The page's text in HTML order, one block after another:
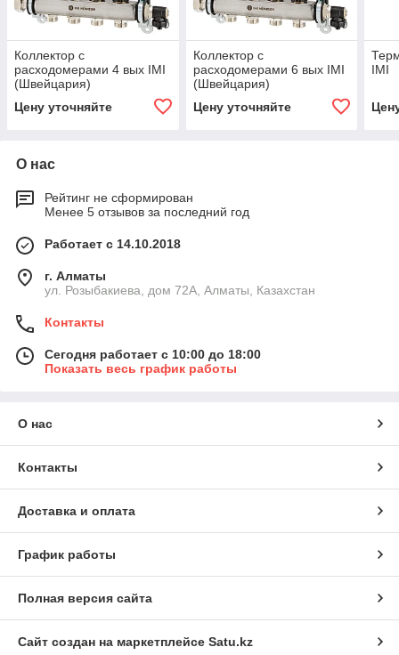
Коллектор с
расходомерами 4 вых IMI
(Швейцария)
Цену уточняйте
Коллектор с
расходомерами 6 вых IMI
(Швейцария)
Цену уточняйте
IMI
О нас
Рейтинг не сформирован
Менее 5 отзывов за последний год
Работает с 14.10.2018
г. Алматы
ул. Розыбакиева, дом 72А, Алматы, Казахстан
Контакты
Сегодня работает с 10:00 до 18:00
Показать весь график работы
О нас
Контакты
Доставка и оплата
График работы
Полная версия сайта
Сайт создан на маркетплейсе Satu.kz